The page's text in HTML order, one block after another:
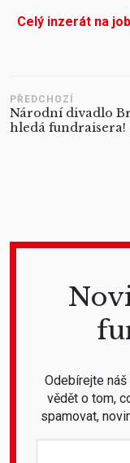
Celý inzerát na
PŘEDCHOZÍ
Národní divadlo
hledá fundraisera!
Odebírejte
vědět o tom,
spamovat,